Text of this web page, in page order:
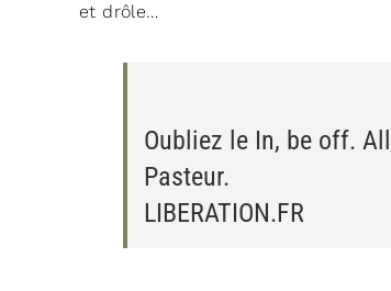
et drôle…
Oubliez le In, be off.
Pasteur.
LIBERATION.FR